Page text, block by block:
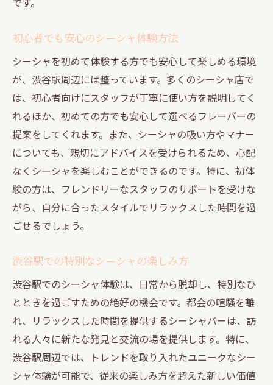
初心者でも安心のシーシャ体験方法
シーシャを初めて体験する方でも安心して楽しめる環境
が、渋谷駅周辺には整っています。多くのシーシャ店で
は、初心者向けにスタッフが丁寧に使い方を説明してく
れるほか、初めての方でも安心して選べるフレーバーの
提案をしてくれます。また、シーシャの吸い方やマナー
についても、親切にアドバイスを受けられるため、心配
なくシーシャを楽しむことができるのです。特に、初体
験の方は、フレンドリーなスタッフのサポートを受けな
がら、自分に合ったスタイルでリラックスした時間を過
ごせるでしょう。
渋谷駅での特別なシーシャの楽しみ方
渋谷駅でのシーシャ体験は、日常から脱却し、特別なひ
とときを過ごすための絶好の機会です。都会の喧騒を離
れ、リラックスした時間を提供するシーシャバーは、訪
れる人々に新たな発見と交流の場を提供します。特に、
渋谷駅周辺では、トレンドを取り入れたユニークなシー
シャ体験が可能で、従来の楽しみ方を超えた新しい価値